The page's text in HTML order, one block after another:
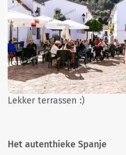
Lekker terrassen :)
Het autenthieke Spanje